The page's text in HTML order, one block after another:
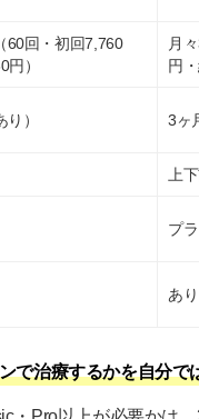
60回・初回7,760
）
月
円
） 3ヶ
上
プ
あり
で治療するかを自分で